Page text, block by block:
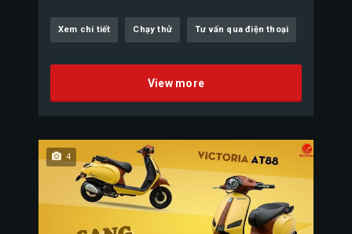
Xem chi tiết Chạy thử Tư vấn qua điện thoại
View more
4